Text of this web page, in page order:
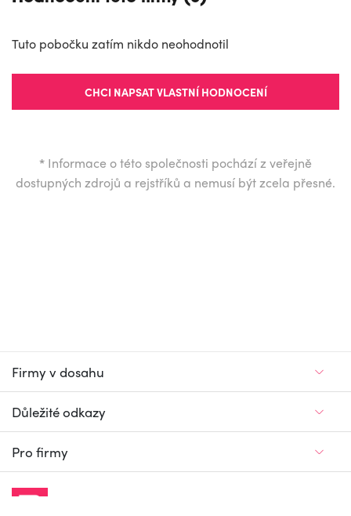
Tuto pobočku zatím nikdo neohodnotil
CHCI NAPSAT VLASTNÍ HODNOCENÍ
* Informace o této společnosti pochází z veřejně
dostupných zdrojů a rejstříků a nemusí být zcela přesné.
Firmy v dosahu
Důležité odkazy
Pro firmy